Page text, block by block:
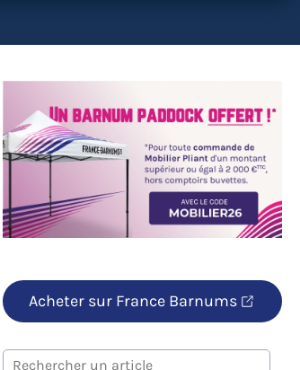
Acheter sur France Barnums
Rechercher